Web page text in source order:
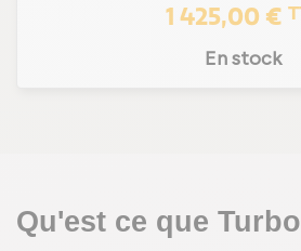
1 425,00 €
En stock
Qu'est ce que